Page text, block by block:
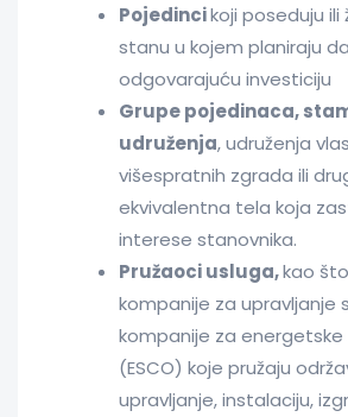
Pojedincikoji poseduju ili
stanu u kojem planiraju
odgovarajuću investiciju
Grupe pojedinaca,
udruženja, udruženja
višespratnih zgrada ili
ekvivalentna tela koja
interese stanovnika.
Pružaoci usluga,kao
kompanije za upravljanje
kompanije za energetske
(ESCO) koje pružaju
upravljanje, instalaciju,